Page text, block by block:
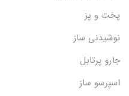
پخت و پز
نوشیدنی ساز
جارو پرتابل
اسپرسو ساز